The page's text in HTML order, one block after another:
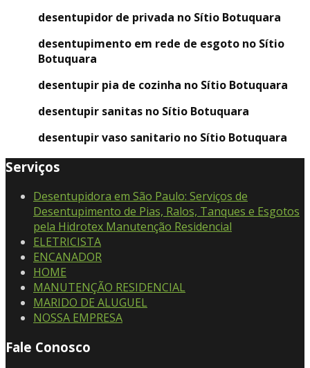
desentupidor de privada no Sítio Botuquara
desentupimento em rede de esgoto no Sítio
Botuquara
desentupir pia de cozinha no Sítio Botuquara
desentupir sanitas no Sítio Botuquara
desentupir vaso sanitario no Sítio Botuquara
Serviços
Desentupidora em São Paulo: Serviços de
Desentupimento de Pias, Ralos, Tanques e Esgotos
pela Hidrotex Manutenção Residencial
ELETRICISTA
ENCANADOR
HOME
MANUTENÇÃO RESIDENCIAL
MARIDO DE ALUGUEL
NOSSA EMPRESA
Fale Conosco